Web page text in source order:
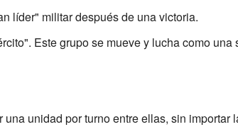
líder" militar después de una victoria.
Este grupo se mueve y lucha como una
unidad por turno entre ellas, sin importar